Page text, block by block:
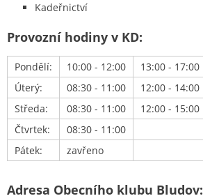
Kadeřnictví
Provozní hodiny v KD:
Pondělí: 10:00 - 12:00
13:00 - 17:00
Úterý:
08:30 - 11:00
12:00 - 14:00
Středa:
08:30 - 11:00
12:00 - 15:00
Čtvrtek:
08:30 - 11:00
Pátek:
zavřeno
Adresa Obecního klubu Bludov: